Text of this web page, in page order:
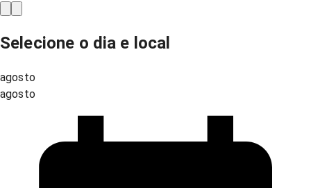
Selecione o dia e local
agosto
agosto